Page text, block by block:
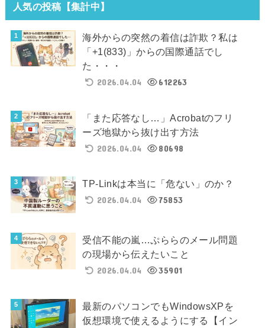
人気の投稿【集計中】
海外からの突然の着信は詐欺？私は
「+1(833)」からの国際通話でし
た・・・
2026.04.04
612263
「また応答なし…」Acrobatのフリ
ーズ地獄から抜け出す方法
2026.04.04
80698
TP-Linkは本当に「危ない」のか？
2026.04.04
75853
受信不能の嵐…ぷららのメール問題
の現場から伝えたいこと
2026.04.04
35901
最新のパソコンでもWindowsXPを
仮想環境で使えるようにする【イン